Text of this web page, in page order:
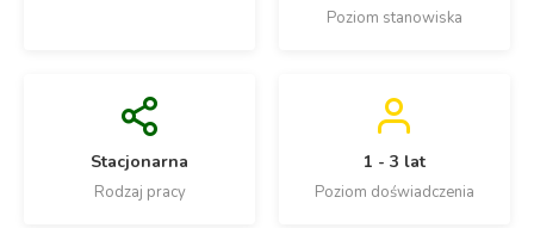
Poziom stanowiska
Stacjonarna
Rodzaj pracy
1 - 3 lat
Poziom doświadczenia